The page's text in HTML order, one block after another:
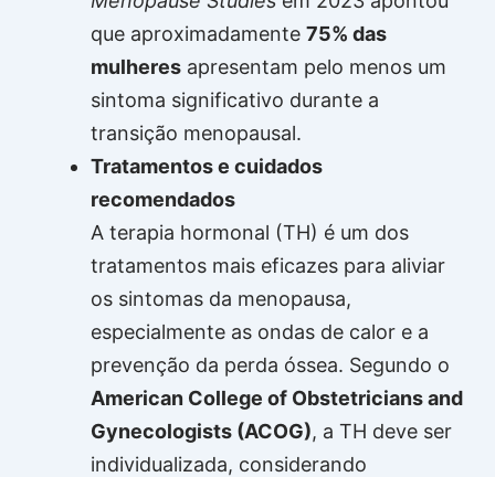
que aproximadamente 75% das
mulheresapresentam pelo menos um
sintoma significativo durante a
transição menopausal.
Tratamentos e cuidados
recomendados
A terapia hormonal (TH) é um dos
tratamentos mais eficazes para aliviar
os sintomas da menopausa,
especialmente as ondas de calor e a
prevenção da perda óssea. Segundo o
American College of Obstetricians and
Gynecologists (ACOG), a TH deve ser
individualizada, considerando